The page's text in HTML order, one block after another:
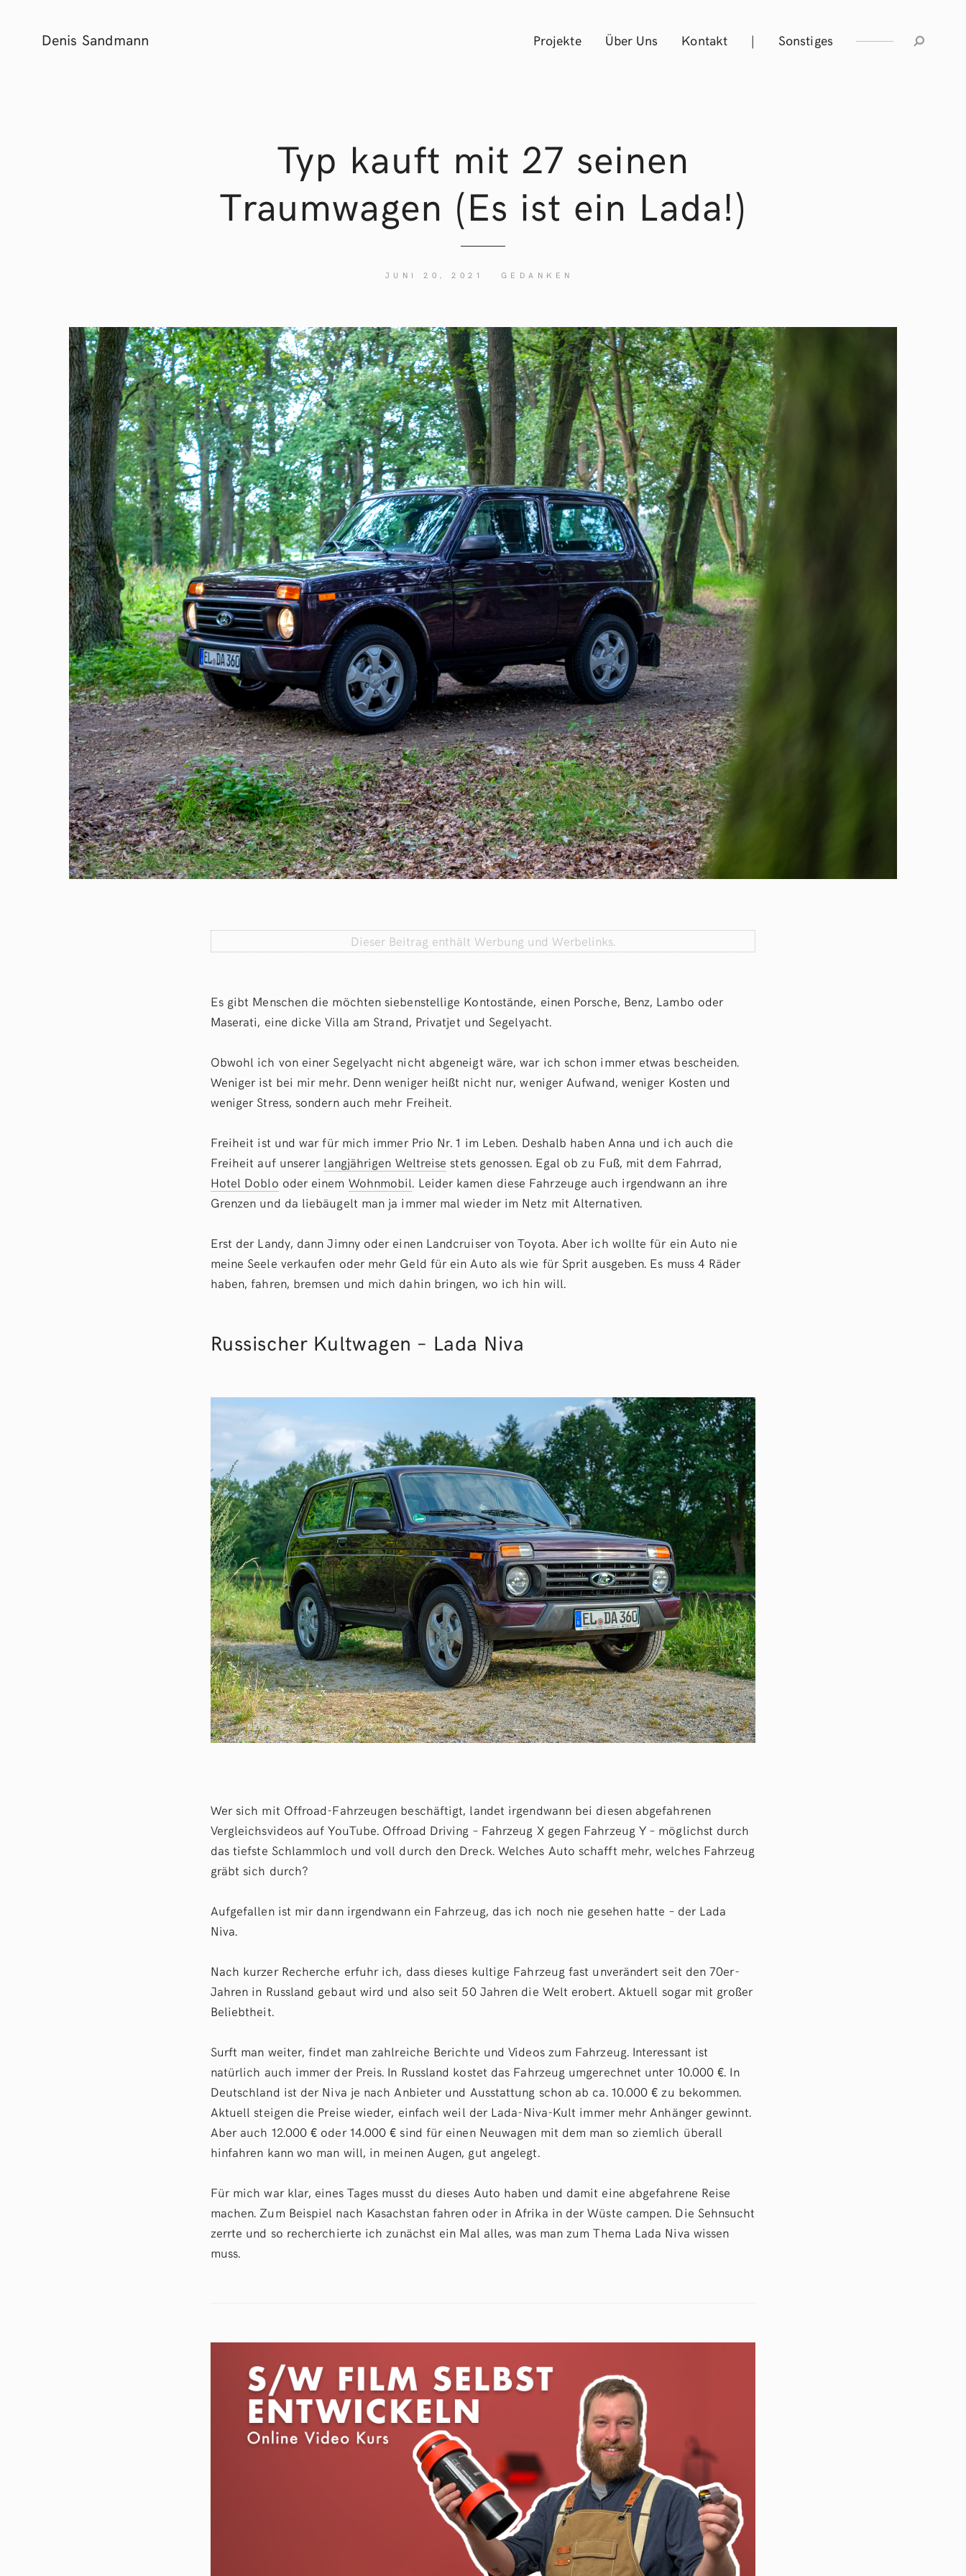
Denis Sandmann Projekte Über Uns Kontakt | Sonstiges
Typ kauft mit 27 seinen
Traumwagen (Es ist ein Lada!)
JUNI 20, 2021 GEDANKEN
Dieser Beitrag enthält Werbung und Werbelinks.
Es gibt Menschen die möchten siebenstellige Kontostände, einen Porsche, Benz, Lambo oder
Maserati, eine dicke Villa am Strand, Privatjet und Segelyacht.
Obwohl ich von einer Segelyacht nicht abgeneigt wäre, war ich schon immer etwas bescheiden.
Weniger ist bei mir mehr. Denn weniger heißt nicht nur, weniger Aufwand, weniger Kosten und
weniger Stress, sondern auch mehr Freiheit.
Freiheit ist und war für mich immer Prio Nr. 1 im Leben. Deshalb haben Anna und ich auch die
Freiheit auf unserer langjährigen Weltreise stets genossen. Egal ob zu Fuß, mit dem Fahrrad,
Hotel Doblo oder einem Wohnmobil. Leider kamen diese Fahrzeuge auch irgendwann an ihre
Grenzen und da liebäugelt man ja immer mal wieder im Netz mit Alternativen.
Erst der Landy, dann Jimny oder einen Landcruiser von Toyota. Aber ich wollte für ein Auto nie
meine Seele verkaufen oder mehr Geld für ein Auto als wie für Sprit ausgeben. Es muss 4 Räder
haben, fahren, bremsen und mich dahin bringen, wo ich hin will.
Russischer Kultwagen – Lada Niva
Wer sich mit Offroad-Fahrzeugen beschäftigt, landet irgendwann bei diesen abgefahrenen
Vergleichsvideos auf YouTube. Offroad Driving – Fahrzeug X gegen Fahrzeug Y – möglichst durch
das tiefste Schlammloch und voll durch den Dreck. Welches Auto schafft mehr, welches Fahrzeug
gräbt sich durch?
Aufgefallen ist mir dann irgendwann ein Fahrzeug, das ich noch nie gesehen hatte – der Lada
Niva.
Nach kurzer Recherche erfuhr ich, dass dieses kultige Fahrzeug fast unverändert seit den 70er-
Jahren in Russland gebaut wird und also seit 50 Jahren die Welt erobert. Aktuell sogar mit großer
Beliebtheit.
Surft man weiter, findet man zahlreiche Berichte und Videos zum Fahrzeug. Interessant ist
natürlich auch immer der Preis. In Russland kostet das Fahrzeug umgerechnet unter 10.000 €. In
Deutschland ist der Niva je nach Anbieter und Ausstattung schon ab ca. 10.000 € zu bekommen.
Aktuell steigen die Preise wieder, einfach weil der Lada-Niva-Kult immer mehr Anhänger gewinnt.
Aber auch 12.000 € oder 14.000 € sind für einen Neuwagen mit dem man so ziemlich überall
hinfahren kann wo man will, in meinen Augen, gut angelegt.
Für mich war klar, eines Tages musst du dieses Auto haben und damit eine abgefahrene Reise
machen. Zum Beispiel nach Kasachstan fahren oder in Afrika in der Wüste campen. Die Sehnsucht
zerrte und so recherchierte ich zunächst ein Mal alles, was man zum Thema Lada Niva wissen
muss.